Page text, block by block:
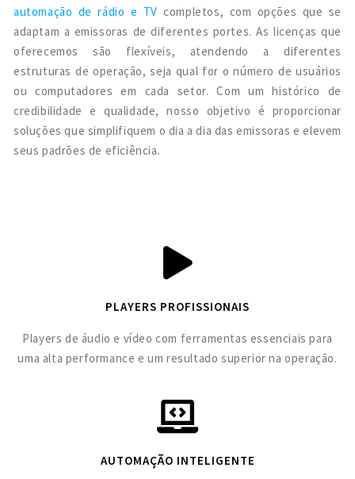
automação de rádio e TVcompletos, com opções que se
adaptam a emissoras de diferentes portes. As licenças que
oferecemos são flexíveis, atendendo a diferentes
estruturas de operação, seja qual for o número de usuários
ou computadores em cada setor. Com um histórico de
credibilidade e qualidade, nosso objetivo é proporcionar
soluções que simplifiquem o dia a dia das emissoras e elevem
seus padrões de eficiência.
PLAYERS PROFISSIONAIS
Players de áudio e vídeo com ferramentas essenciais para
uma alta performance e um resultado superior na operação.
AUTOMAÇÃO INTELIGENTE